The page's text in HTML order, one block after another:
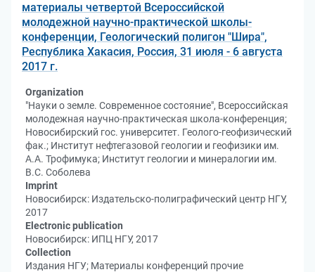
материалы четвертой Всероссийской
молодежной научно-практической школы-
конференции, Геологический полигон "Шира",
Республика Хакасия, Россия, 31 июля - 6 августа
2017 г.
Organization
"Науки о земле. Современное состояние", Всероссийская
молодежная научно-практическая школа-конференция;
Новосибирский гос. университет. Геолого-геофизический
фак.; Институт нефтегазовой геологии и геофизики им.
А.А. Трофимука; Институт геологии и минералогии им.
В.С. Соболева
Imprint
Новосибирск: Издательско-полиграфический центр НГУ,
2017
Electronic publication
Новосибирск: ИПЦ НГУ, 2017
Collection
Издания НГУ; Материалы конференций прочие